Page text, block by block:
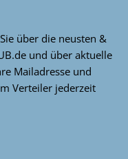
über die neusten &
und über aktuelle
Mailadresse und
Verteiler jederzeit